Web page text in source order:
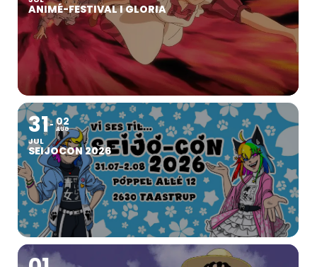
ANIMÉ-FESTIVAL I GLORIA
31
JUL
02
AUG
SEIJOCON 2026